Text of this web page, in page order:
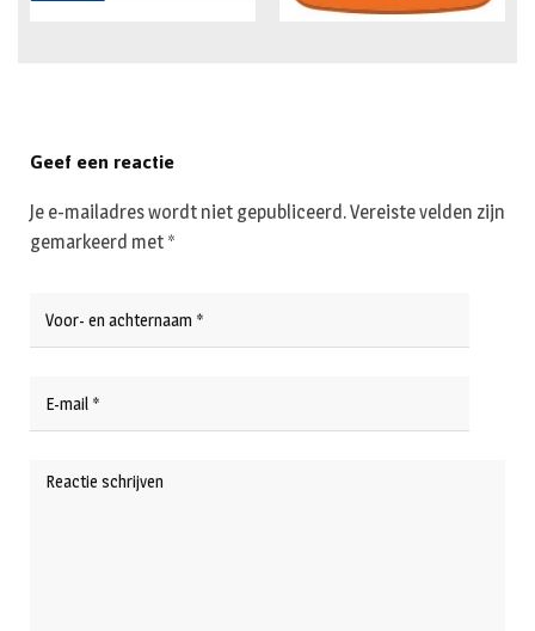
Geef een reactie
Je e-mailadres wordt niet gepubliceerd.Vereiste velden zijn
gemarkeerd met *